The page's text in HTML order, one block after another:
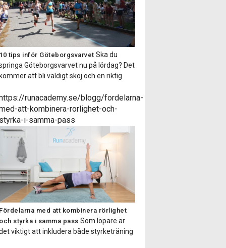
10 tips inför Göteborgsvarvet Ska du
Göteborgsvarvet nu på lördag? Det
kommer att bli väldigt skoj och en riktig
inför och under loppet! 1) Tanka
med energi! Ett halvmaraton är
bra mycket längre än milen och kräver
därför oxå mer energi. Se till […]
https://runacademy.se/blogg/fordelarna-
att-kombinera-rorlighet-och-
styrka-i-samma-pass
Fördelarna med att kombinera rörlighet
och styrka i samma pass Som löpare är
viktigt att inkludera både styrketräning